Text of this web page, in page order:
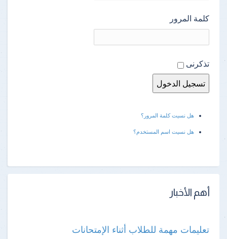
كلمة المرور
تذكرنى
هل نسيت كلمة المرور؟
هل نسيت اسم المستخدم؟
أهم الأخبار
تعليمات مهمة للطلاب أثناء الإمتحانات